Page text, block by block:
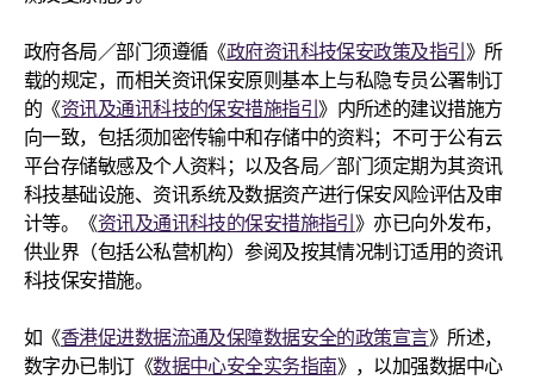
政府各局／部门须遵循《政府资讯科技保安政策及指引 》所
载的规定，而相关资讯保安原则基本上与私隐专员公署制订
的《资讯及通讯科技的保安措施指引》内所述的建议措施方
向一致，包括须加密传输中和存储中的资料；不可于公有云
平台存储敏感及个人资料；以及各局／部门须定期为其资讯
科技基础设施、资讯系统及数据资产进行保安风险评估及审
计等。《资讯及通讯科技的保安措施指引 》亦已向外发布，
供业界（包括公私营机构）参阅及按其情况制订适用的资讯
科技保安措施。
如《香港促进数据流通及保障数据安全的政策宣言》所述，
数字办已制订《数据中心安全实务指南》，以加强数据中心